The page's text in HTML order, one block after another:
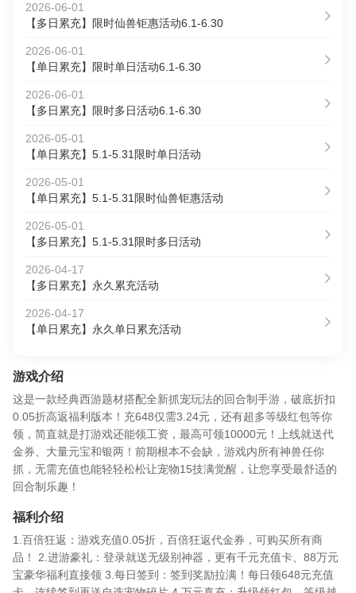
2026-06-01
【多日累充】限时仙兽钜惠活动6.1-6.30
2026-06-01
【单日累充】限时单日活动6.1-6.30
2026-06-01
【多日累充】限时多日活动6.1-6.30
2026-05-01
【单日累充】5.1-5.31限时单日活动
2026-05-01
【单日累充】5.1-5.31限时仙兽钜惠活动
2026-05-01
【多日累充】5.1-5.31限时多日活动
2026-04-17
【多日累充】永久累充活动
2026-04-17
【单日累充】永久单日累充活动
游戏介绍
这是一款经典西游题材搭配全新抓宠玩法的回合制手游，破底折扣
0.05折高返福利版本！充648仅需3.24元，还有超多等级红包等你
领，简直就是打游戏还能领工资，最高可领10000元！上线就送代
金券、大量元宝和银两！前期根本不会缺，游戏内所有神兽任你
抓，无需充值也能轻轻松松让宠物15技满觉醒，让您享受最舒适的
回合制乐趣！
福利介绍
1.百倍狂返：游戏充值0.05折，百倍狂返代金券，可购买所有商
品！ 2.进游豪礼：登录就送无级别神器，更有千元充值卡、88万元
宝豪华福利直接领 3.每日签到：签到奖励拉满！每日领648元充值